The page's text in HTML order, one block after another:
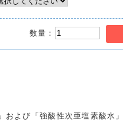
数量：
および「強酸性次亜塩素酸水